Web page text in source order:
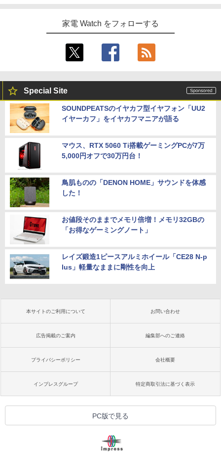
家電 Watch をフォローする
Special Site
SOUNDPEATSのイヤカフ型イヤフォン「UU2
イヤーカフ」をイヤカフマニアが語る
マウス、RTX 5060 Ti搭載ゲーミングPCが7万
5,000円オフで30万円台！
鳥肌ものの「DENON HOME」サウンドを体感
した！
お値段そのままでメモリ倍増！メモリ32GBの
「お得なゲーミングノート」
レイズ鍛造1ピースアルミホイール「CE28 N-p
lus」軽量なままに剛性を向上
本サイトのご利用について お問い合わせ
広告掲載のご案内 編集部へのご連絡
プライバシーポリシー 会社概要
インプレスグループ 特定商取引法に基づく表示
PC版で見る